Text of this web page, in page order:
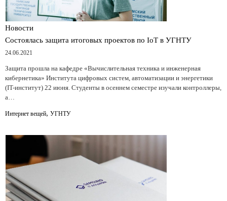
Новости
Состоялась защита итоговых проектов по IoT в УГНТУ
24.06.2021
Защита прошла на кафедре «Вычислительная техника и инженерная
кибернетика» Института цифровых систем, автоматизации и энергетики
(IT-институт) 22 июня. Студенты в осеннем семестре изучали контроллеры,
а…
Интернет вещей, УГНТУ